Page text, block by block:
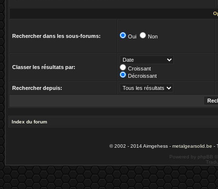
Rechercher dans les sous-forums: Oui Non
Classer les résultats par:
Croissant
Décroissant
Rechercher depuis:
Index du forum
© 2002 - 2014 Aimgehess - metalgearsolid.be -
Powered by phpBB